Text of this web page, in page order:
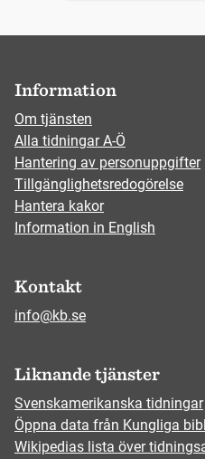
Information
Om tjänsten
Alla tidningar A-Ö
Hantering av personuppgifter
Tillgänglighetsredogörelse
Hantera kakor
Information in English
Kontakt
info@kb.se
Liknande tjänster
Svenskamerikanska tidningar
Öppna data från Kungliga
Wikipedias lista över